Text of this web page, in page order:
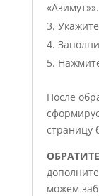
«Азимут»».
После
страницу
можем